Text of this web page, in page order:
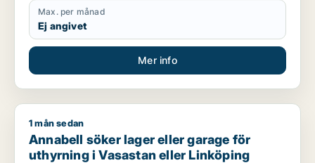
Max. per månad
Ej angivet
Mer info
Annabell söker lager eller garage för uthyrning i Vasastan
1 mån sedan
Annabell söker lager eller garage för
uthyrning i Vasastan eller Linköping